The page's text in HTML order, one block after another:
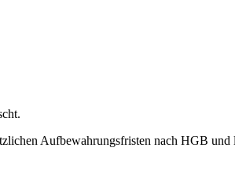
Aufbewahrungsfristen nach HGB